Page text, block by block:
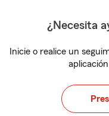
¿Necesita
Inicie o realice un